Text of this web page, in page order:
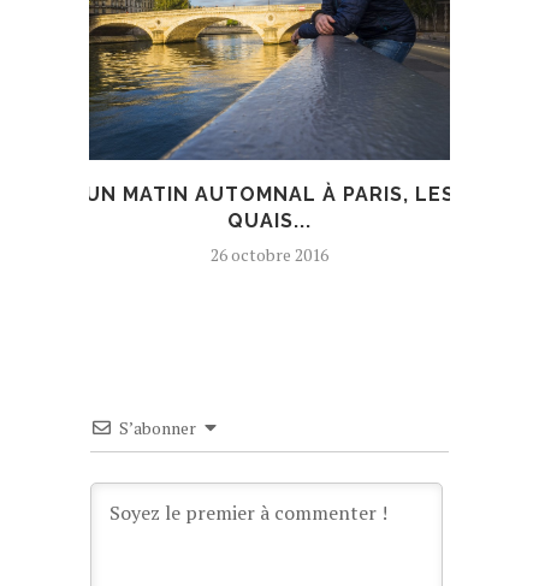
UN MATIN AUTOMNAL À PARIS, LES
QUAIS...
26 octobre 2016
S’abonner